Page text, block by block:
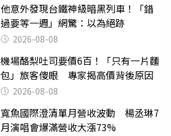
他意外發現台鐵神級暗黑列車！「錯
過要等一週」網驚：以為絕跡
2026-08-08
機場酪梨吐司要價6百！「只有一片麵
包」旅客傻眼 專家揭高價背後原因
2026-08-08
寬魚國際澄清單月營收波動 楊丞琳7
月演唱會爆滿營收大漲73%